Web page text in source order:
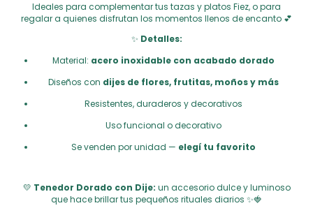
Ideales para complementar tus tazas y platos Fiez, o para
regalar a quienes disfrutan los momentos llenos de encanto 💕
✨ Detalles:
Material: acero inoxidable con acabado dorado
Diseños con dijes de flores, frutitas, moños y más
Resistentes, duraderos y decorativos
Uso funcional o decorativo
Se venden por unidad — elegí tu favorito
💛 Tenedor Dorado con Dije: un accesorio dulce y luminoso
que hace brillar tus pequeños rituales diarios ✨🍓